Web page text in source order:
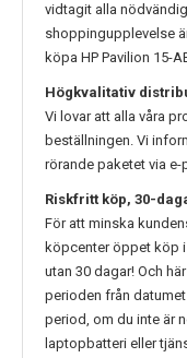
vidtagit alla
shoppingupplevelse
köpa HP Pavilion 15-
Högkvalitativ
Vi lovar att alla våra
beställningen. Vi
rörande paketet via
Riskfritt köp, 30-
För att minska
köpcenter öppet köp
utan 30 dagar! Och
perioden från
period, om du inte är
laptopbatteri eller